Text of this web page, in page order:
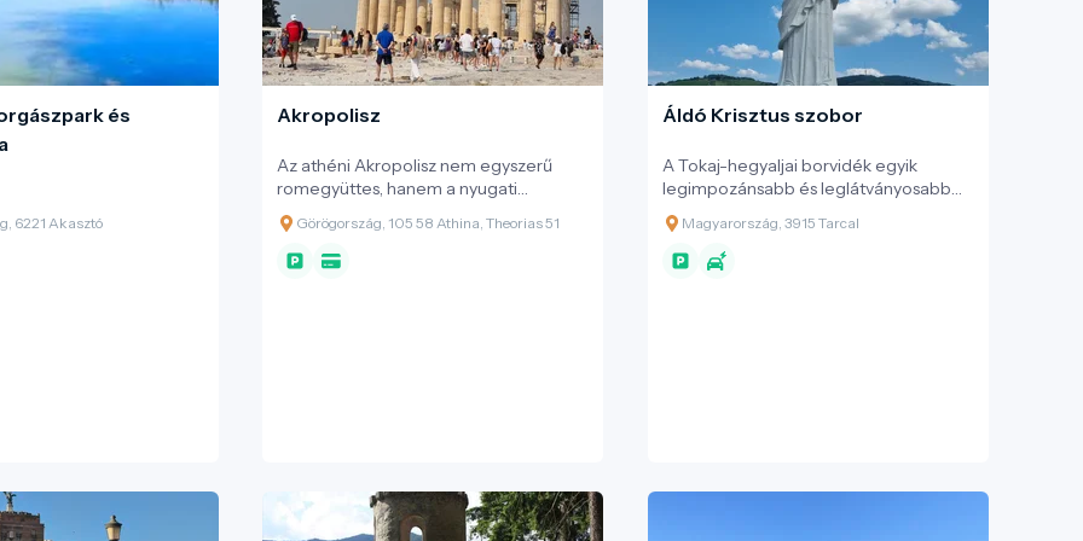
és
6221 Akasztó
Akropolisz
Az athéni Akropolisz nem egyszerű
romegyüttes, hanem a nyugati
építészet és városkultúra egyik
alapképe: egy sziklagerincre épített
szent tér, amely évszázadokon át a
világörökség része, és „az ókori görög
monumentális komplexumok” egyik
legteljesebb fennmaradt együttese.
Görögország, 105 58 Athina, Theorias 51
Áldó Krisztus szobor
A Tokaj-hegyaljai borvidék egyik
legimpozánsabb és leglátványosabb
modern szakrális emléke a Tarcal feletti
Ócsanó-dombon magasodó Áldó
Krisztus szobor. A monumentális alkotás
Magyarország, 3915 Tarcal